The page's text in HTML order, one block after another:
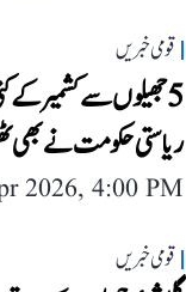
قومی خبریں
5 جھیلوں سے کشمیر کے
ریاستی حکومت نے بھی
2026, 4:00 PM
قومی خبریں